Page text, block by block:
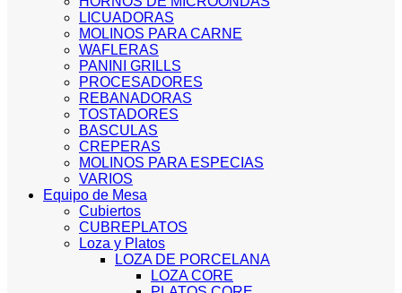
LICUADORAS
MOLINOS PARA CARNE
WAFLERAS
PANINI GRILLS
PROCESADORES
REBANADORAS
TOSTADORES
BASCULAS
CREPERAS
MOLINOS PARA ESPECIAS
VARIOS
Equipo de Mesa
Cubiertos
CUBREPLATOS
Loza y Platos
LOZA DE PORCELANA
LOZA CORE